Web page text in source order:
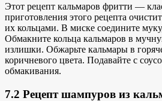
Этот рецепт кальмаров фритти —
приготовления этого рецепта
их кольцами. В миске соедините
Обмакните кольца кальмаров в
излишки. Обжарьте кальмары в
коричневого цвета. Подавайте с
обмакивания.
7.2 Рецепт шампуров из